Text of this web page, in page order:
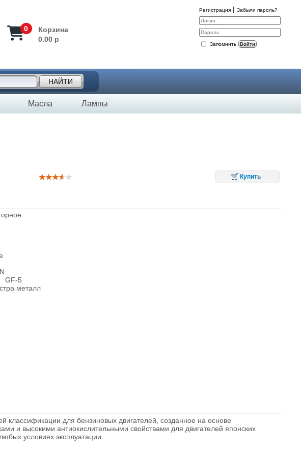
0
Корзина
0.00 р
Регистрация| Забыли пароль?
Запомнить Войти
НАЙТИ
Масла Лампы
Купить
GF-5
металл
для бензиновых двигателей, созданное на основе
и высокими антиокислительными свойствами для двигателей японских
условиях эксплуатации.